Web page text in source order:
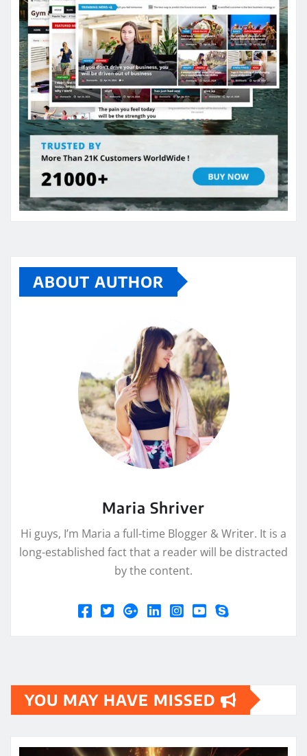
ABOUT AUTHOR
Maria Shriver
Hi guys, I’m Maria a full-time Blogger & Writer. It is a
long-established fact that a reader will be distracted
by the content.
YOU MAY HAVE MISSED